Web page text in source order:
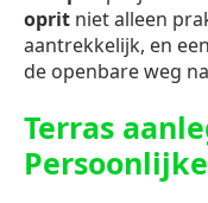
oprit niet alleen
aantrekkelijk, en
de openbare weg
Terras